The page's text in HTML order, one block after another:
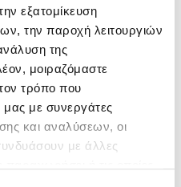
εξατομίκευση
την παροχή λειτουργιών
της
μοιραζόμαστε
τρόπο που
μας με συνεργάτες
και αναλύσεων, οι
με άλλες
Greece and